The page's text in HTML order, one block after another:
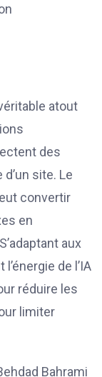
atout
des
site. Le
convertir
en
aux
de l’IA
réduire les
limiter
Bahrami